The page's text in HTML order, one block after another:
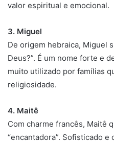
valor espiritual e emocional.
3. Miguel
De origem hebraica, Miguel
Deus?”. É um nome forte e
muito utilizado por famílias
religiosidade.
4. Maitê
Com charme francês, Maitê
“encantadora”. Sofisticado